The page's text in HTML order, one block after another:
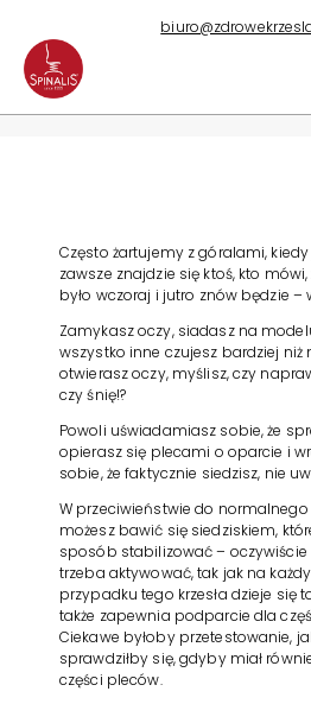
Dla dzieci
DLACZEGO SPINALIS?
Aktywne siedzenie
Uwolnij kręgosłup
Certyfikaty i nagrody
O siedzeniu
NAJCZĘŚCIEJ ZADAWANE
KONTAKT
Często żartujemy z góralami,
zawsze znajdzie się ktoś, kto mówi,
było wczoraj i jutro znów będzie –
Zamykasz oczy, siadasz na
wszystko inne czujesz bardziej niż
otwierasz oczy, myślisz, czy
czy śnię!?
Powoli uświadamiasz sobie, że
opierasz się plecami o oparcie i
sobie, że faktycznie siedzisz, nie
W przeciwieństwie do normalnego
możesz bawić się siedziskiem,
sposób stabilizować – oczywiście
trzeba aktywować, tak jak na
przypadku tego krzesła dzieje się
także zapewnia podparcie dla
Ciekawe byłoby przetestowanie,
sprawdziłby się, gdyby miał
części pleców.